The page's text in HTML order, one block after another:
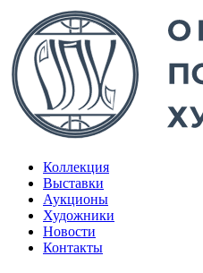
Коллекция
Выставки
Аукционы
Художники
Новости
Контакты